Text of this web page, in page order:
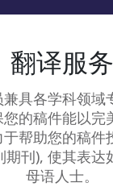
翻译服务
具各学科领域
的稿件能以完
帮助您的稿件
期刊), 使其表达
母语人士。